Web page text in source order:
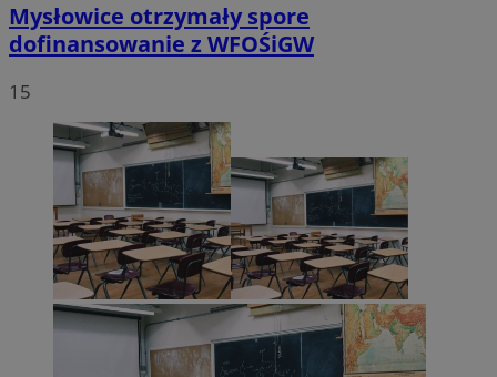
Mysłowice otrzymały spore
dofinansowanie z WFOŚiGW
15